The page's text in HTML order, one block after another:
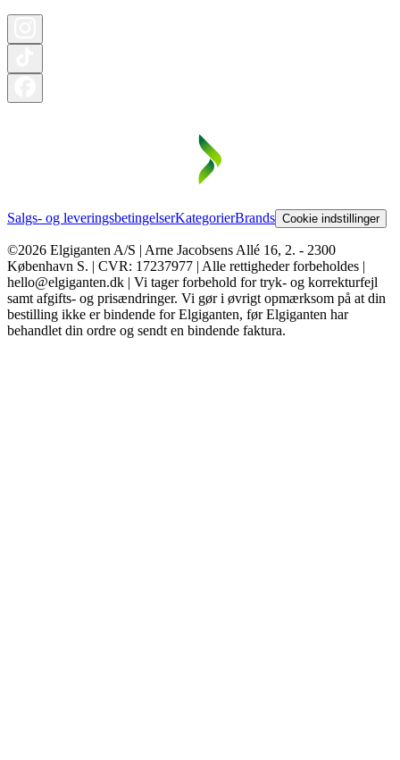
Salgs- og leveringsbetingelserKategorierBrands Cookie indstillinger
©2026 Elgiganten A/S | Arne Jacobsens Allé 16, 2. - 2300
København S. | CVR: 17237977 | Alle rettigheder forbeholdes |
hello@elgiganten.dk | Vi tager forbehold for tryk- og korrekturfejl
samt afgifts- og prisændringer. Vi gør i øvrigt opmærksom på at din
bestilling ikke er bindende for Elgiganten, før Elgiganten har
behandlet din ordre og sendt en bindende faktura.